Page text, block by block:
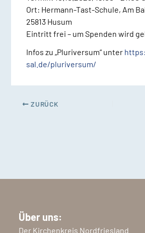
Ort: Hermann-Tast-Schule, Am
25813 Husum
Eintritt frei – um Spenden wird
Infos zu „Pluriversum“ unter
sal.de/pluriversum/
ZURÜCK
Über uns:
Der Kirchenkreis Nordfriesland